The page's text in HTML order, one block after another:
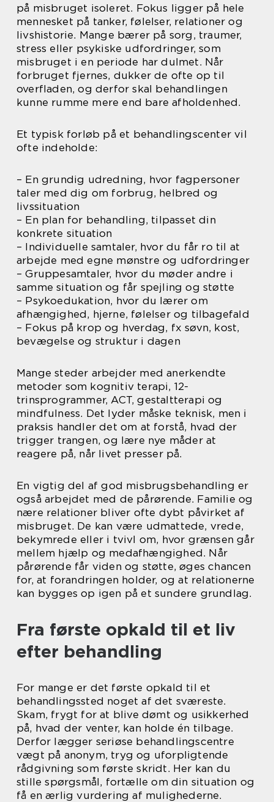
på misbruget isoleret. Fokus ligger på hele
mennesket på tanker, følelser, relationer og
livshistorie. Mange bærer på sorg, traumer,
stress eller psykiske udfordringer, som
misbruget i en periode har dulmet. Når
forbruget fjernes, dukker de ofte op til
overfladen, og derfor skal behandlingen
kunne rumme mere end bare afholdenhed.
Et typisk forløb på et behandlingscenter vil
ofte indeholde:
– En grundig udredning, hvor fagpersoner
taler med dig om forbrug, helbred og
livssituation
– En plan for behandling, tilpasset din
konkrete situation
– Individuelle samtaler, hvor du får ro til at
arbejde med egne mønstre og udfordringer
– Gruppesamtaler, hvor du møder andre i
samme situation og får spejling og støtte
– Psykoedukation, hvor du lærer om
afhængighed, hjerne, følelser og tilbagefald
– Fokus på krop og hverdag, fx søvn, kost,
bevægelse og struktur i dagen
Mange steder arbejder med anerkendte
metoder som kognitiv terapi, 12-
trinsprogrammer, ACT, gestaltterapi og
mindfulness. Det lyder måske teknisk, men i
praksis handler det om at forstå, hvad der
trigger trangen, og lære nye måder at
reagere på, når livet presser på.
En vigtig del af god misbrugsbehandling er
også arbejdet med de pårørende. Familie og
nære relationer bliver ofte dybt påvirket af
misbruget. De kan være udmattede, vrede,
bekymrede eller i tvivl om, hvor grænsen går
mellem hjælp og medafhængighed. Når
pårørende får viden og støtte, øges chancen
for, at forandringen holder, og at relationerne
kan bygges op igen på et sundere grundlag.
Fra første opkald til et liv
efter behandling
For mange er det første opkald til et
behandlingssted noget af det sværeste.
Skam, frygt for at blive dømt og usikkerhed
på, hvad der venter, kan holde én tilbage.
Derfor lægger seriøse behandlingscentre
vægt på anonym, tryg og uforpligtende
rådgivning som første skridt. Her kan du
stille spørgsmål, fortælle om din situation og
få en ærlig vurdering af mulighederne.